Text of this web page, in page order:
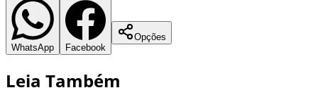
WhatsApp Facebook
Opções
Leia Também